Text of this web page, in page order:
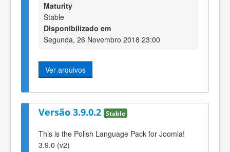
Maturity
Stable
Disponibilizado em
Segunda, 26 Novembro 2018 23:00
Ver arquivos
Versão 3.9.0.2 Stable
This is the Polish Language Pack for Joomla!
3.9.0 (v2)